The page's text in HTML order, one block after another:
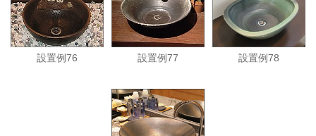
設置例76 設置例77 設置例78